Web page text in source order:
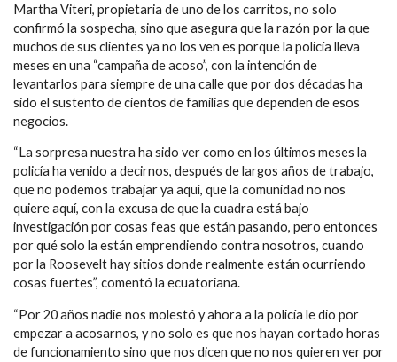
Martha Viteri, propietaria de uno de los carritos, no solo
confirmó la sospecha, sino que asegura que la razón por la que
muchos de sus clientes ya no los ven es porque la policía lleva
meses en una “campaña de acoso”, con la intención de
levantarlos para siempre de una calle que por dos décadas ha
sido el sustento de cientos de familias que dependen de esos
negocios.
“La sorpresa nuestra ha sido ver como en los últimos meses la
policía ha venido a decirnos, después de largos años de trabajo,
que no podemos trabajar ya aquí, que la comunidad no nos
quiere aquí, con la excusa de que la cuadra está bajo
investigación por cosas feas que están pasando, pero entonces
por qué solo la están emprendiendo contra nosotros, cuando
por la Roosevelt hay sitios donde realmente están ocurriendo
cosas fuertes”, comentó la ecuatoriana.
“Por 20 años nadie nos molestó y ahora a la policía le dio por
empezar a acosarnos, y no solo es que nos hayan cortado horas
de funcionamiento sino que nos dicen que no nos quieren ver por